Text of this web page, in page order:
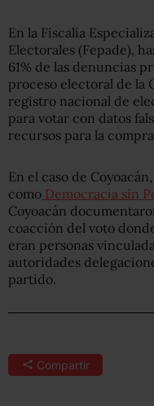
En la Fiscalía
Electorales (Fepade),
61% de las denuncias
proceso electoral de la
registro nacional de
para votar con datos
recursos para la
En el caso de
como Democracia sin
Coyoacán
coacción del voto
eran personas
autoridades
partido.
Compartir